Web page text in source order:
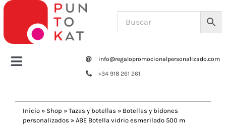
Saltar
contenido
Toggle
Tazas y botellas
info@regalopromocionalpersonalizado.com
+34 918 261 261
Inicio » Shop » Tazas y botellas » Botellas y bidones
personalizados » ABE Botella vidrio esmerilado 500 m